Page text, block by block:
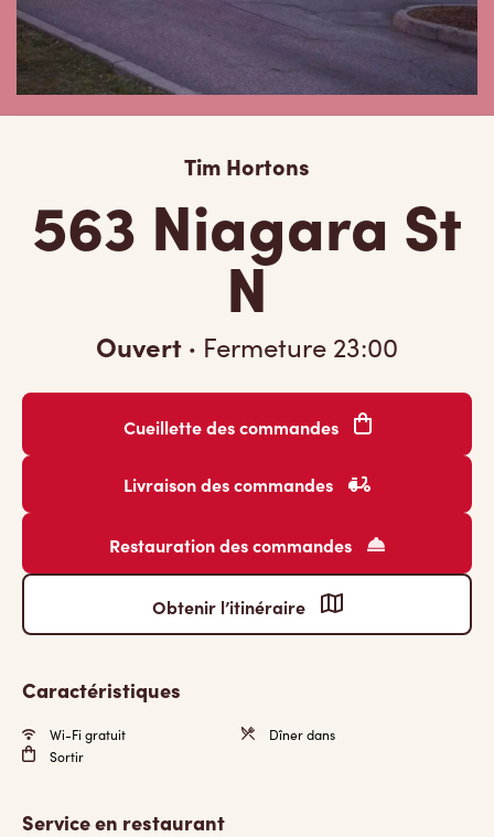
Tim Hortons
563 Niagara St
N
Ouvert · Fermeture 23:00
Cueillette des commandes
Livraison des commandes
Restauration des commandes
Obtenir l’itinéraire
Caractéristiques
Wi-Fi gratuit
Dîner dans
Sortir
Service en restaurant